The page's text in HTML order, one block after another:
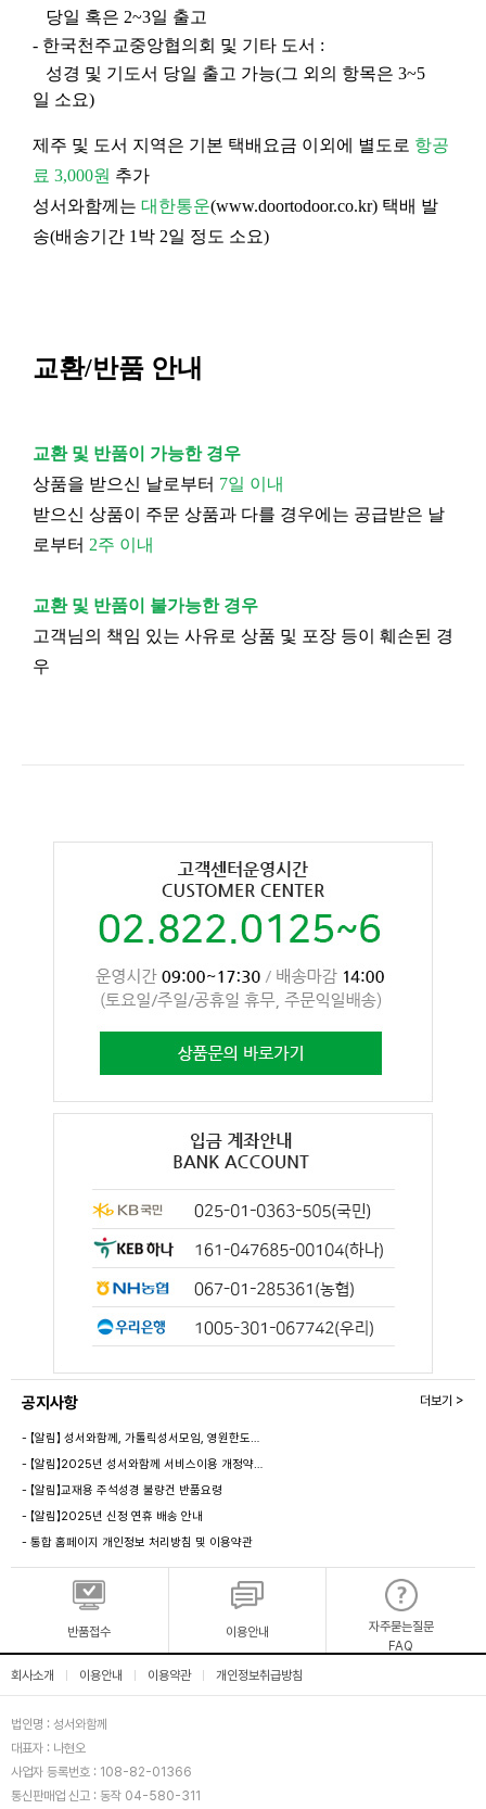
당일 혹은 2~3일 출고
- 한국천주교중앙협의회 및 기타 도서 :
성경 및 기도서 당일 출고 가능(그 외의 항목은 3~5
일 소요)
제주 및 도서 지역은 기본 택배요금 이외에 별도로 항공
료 3,000원 추가
성서와함께는 대한통운(www.doortodoor.co.kr) 택배 발
송(배송기간 1박 2일 정도 소요)
교환/반품 안내
교환 및 반품이 가능한 경우
상품을 받으신 날로부터 7일 이내
받으신 상품이 주문 상품과 다를 경우에는 공급받은 날
로부터 2주 이내
교환 및 반품이 불가능한 경우
고객님의 책임 있는 사유로 상품 및 포장 등이 훼손된 경
우
공지사항
- 【알림】 성서와함께, 가톨릭성서모임, 영원한도…
- 【알림】2025년 성서와함께 서비스이용 개정약…
- 【알림】교재용 주석성경 불량건 반품요령
- 【알림】2025년 신정 연휴 배송 안내
- 통합 홈페이지 개인정보 처리방침 및 이용약관
더보기 >
반품접수 이용안내
자주묻는질문
FAQ
회사소개
이용안내 이용약관 개인정보취급방침
법인명 : 성서와함께
대표자 : 나현오
사업자 등록번호 : 108-82-01366
통신판매업 신고 : 동작 04-580-311